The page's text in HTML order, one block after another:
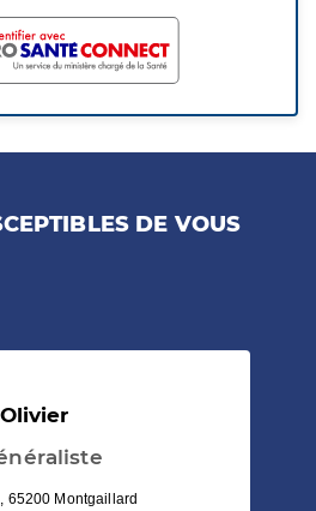
DE VOUS
65200 Montgaillard